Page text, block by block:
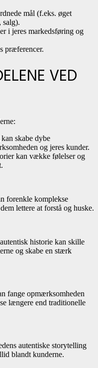
mål (f.eks. øget
salg).
i jeres markedsføring og
præferencer.
VED
skabe dybe
og jeres kunder.
kan vække følelser og
forenkle komplekse
lettere at forstå og huske.
historie kan skille
og skabe en stærk
fange opmærksomheden
længere end traditionelle
autentiske storytelling
blandt kunderne.